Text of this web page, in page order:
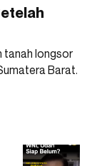
tanah longsor
Barat.